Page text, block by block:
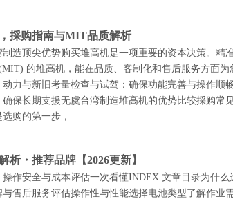
採购指南与MIT品质解析
造顶尖优势购买堆高机是一项重要的资本决策。精
的堆高机，能在品质、客制化和售后服务方面
力与新旧考量检查与试驾：确保功能完善与操作顺
保长期支援无虞台湾制造堆高机的优势比较採购常
购的第一步，
・推荐品牌【2026更新】
作安全与成本评估一次看懂INDEX 文章目录为什
售后服务评估操作性与性能选择电池类型了解作业